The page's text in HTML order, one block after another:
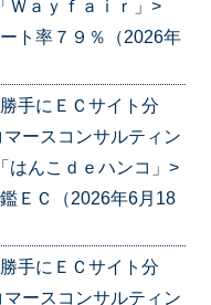
ａｙｆａｉｒ」>
ト率７９％（2026年
手にＥＣサイト分
ースコンサルティン
んこｄｅハンコ」>
ＥＣ（2026年6月18
手にＥＣサイト分
ースコンサルティン